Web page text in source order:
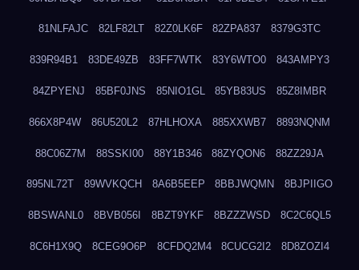
81NLFAJC 82LF82LT 82Z0LK6F 82ZPA837 8379G3TC
839R94B1 83DE49ZB 83FF7WTK 83Y6WTO0 843AMPY3
84ZPYENJ 85BF0JNS 85NIO1GL 85YB83US 85Z8IMBR
866X8P4W 86U520L2 87HLHOXA 885XXWB7 8893NQNM
88C06Z7M 88SSKI00 88Y1B346 88ZYQON6 88ZZ29JA
895NL72T 89WVKQCH 8A6B5EEP 8BBJWQMN 8BJPIIGO
8BSWANL0 8BVB056I 8BZT9YKF 8BZZZWSD 8C2C6QL5
8C6H1X9Q 8CEG9O6P 8CFDQ2M4 8CUCG2I2 8D8ZOZI4